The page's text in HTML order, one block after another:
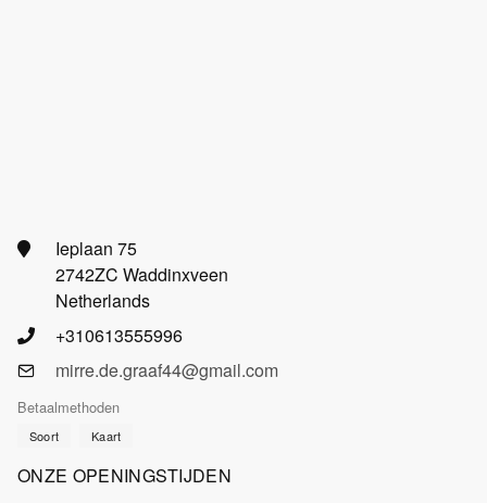
Ieplaan 75
2742ZC Waddinxveen
Netherlands
+310613555996
mirre.de.graaf44@gmail.com
Betaalmethoden
Soort Kaart
ONZE OPENINGSTIJDEN